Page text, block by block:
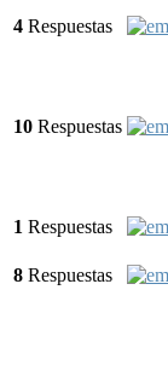
4 Respuestas
10 Respuestas
1 Respuestas
8 Respuestas